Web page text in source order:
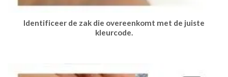
Identificeer de zak die overeenkomt met de juiste
kleurcode.